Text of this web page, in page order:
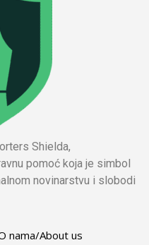
Shielda,
pomoć koja je simbol
novinarstvu i slobodi
nama/About us